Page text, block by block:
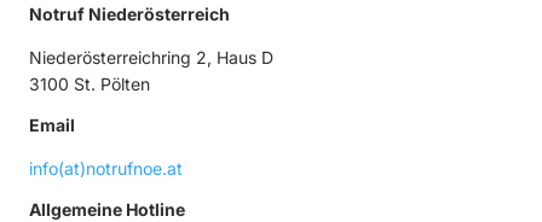
Notruf Niederösterreich
Niederösterreichring 2, Haus D
3100 St. Pölten
Email
info(at)notrufnoe.at
Allgemeine Hotline